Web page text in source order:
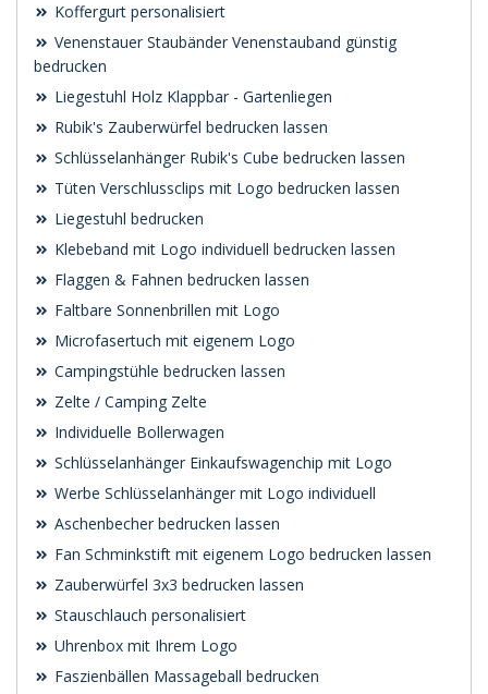
Koffergurt personalisiert
Venenstauer Staubänder Venenstauband günstig
bedrucken
Liegestuhl Holz Klappbar - Gartenliegen
Rubik's Zauberwürfel bedrucken lassen
Schlüsselanhänger Rubik's Cube bedrucken lassen
Tüten Verschlussclips mit Logo bedrucken lassen
Liegestuhl bedrucken
Klebeband mit Logo individuell bedrucken lassen
Flaggen & Fahnen bedrucken lassen
Faltbare Sonnenbrillen mit Logo
Microfasertuch mit eigenem Logo
Campingstühle bedrucken lassen
Zelte / Camping Zelte
Individuelle Bollerwagen
Schlüsselanhänger Einkaufswagenchip mit Logo
Werbe Schlüsselanhänger mit Logo individuell
Aschenbecher bedrucken lassen
Fan Schminkstift mit eigenem Logo bedrucken lassen
Zauberwürfel 3x3 bedrucken lassen
Stauschlauch personalisiert
Uhrenbox mit Ihrem Logo
Faszienbällen Massageball bedrucken